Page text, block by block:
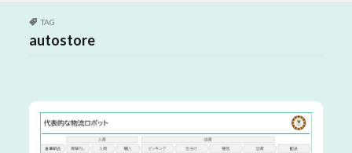
TAG
autostore